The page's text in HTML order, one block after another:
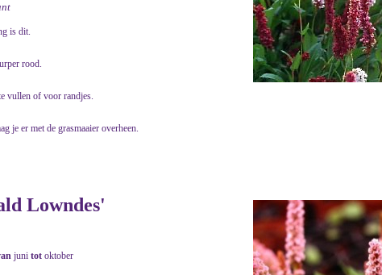
is dit.
rood.
vullen of voor randjes.
je er met de grasmaaier overheen.
Lowndes'
juni tot oktober